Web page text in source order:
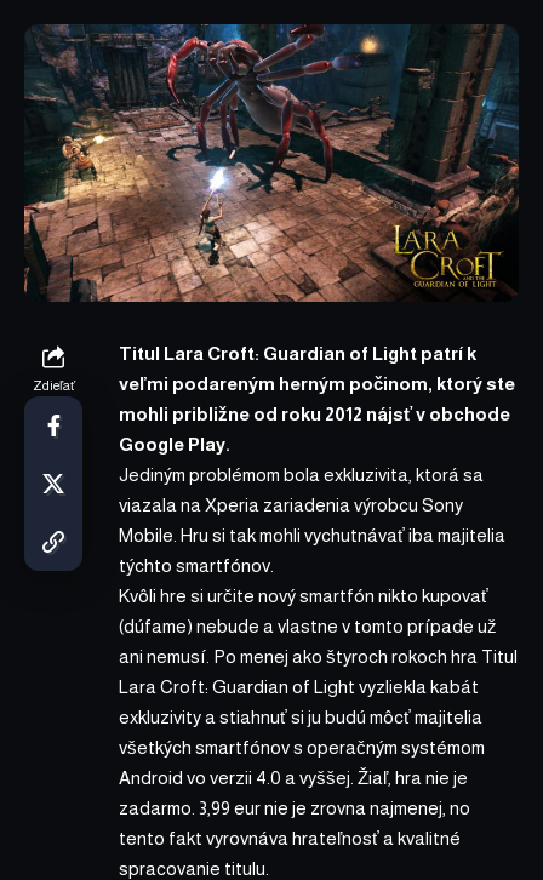
Zdieľať
Titul Lara Croft: Guardian of Light patrí k
veľmi podareným herným počinom, ktorý ste
mohli približne od roku 2012 nájsť v obchode
Google Play.
Jediným problémom bola exkluzivita, ktorá sa
viazala na Xperia zariadenia výrobcu Sony
Mobile. Hru si tak mohli vychutnávať iba majitelia
týchto smartfónov.
Kvôli hre si určite nový smartfón nikto kupovať
(dúfame) nebude a vlastne v tomto prípade už
ani nemusí. Po menej ako štyroch rokoch hra Titul
Lara Croft: Guardian of Light vyzliekla kabát
exkluzivity a stiahnuť si ju budú môcť majitelia
všetkých smartfónov s operačným systémom
Android vo verzii 4.0 a vyššej. Žiaľ, hra nie je
zadarmo. 3,99 eur nie je zrovna najmenej, no
tento fakt vyrovnáva hrateľnosť a kvalitné
spracovanie titulu.